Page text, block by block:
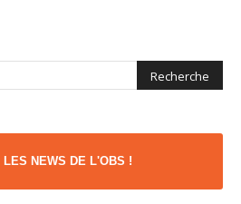
LES NEWS DE L'OBS !